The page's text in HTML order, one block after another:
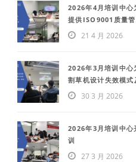
2026年4月培训中心
提供ISO9001质量
21 4 月 2026
2026年3月培训中心
割草机设计失效模
30 3 月 2026
2026年3月培训中心
训
27 3 月 2026